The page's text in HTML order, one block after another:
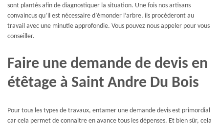
sont plantés afin de diagnostiquer la situation. Une fois nos artisans
convaincus qu’il est nécessaire d’émonder l’arbre, ils procèderont au
travail avec une minutie approfondie. Vous pouvez nous appeler pour vous
conseiller.
Faire une demande de devis en
étêtage à Saint Andre Du Bois
Pour tous les types de travaux, entamer une demande devis est primordial
car cela permet de connaitre en avance tous les dépenses. Et bien sûr, cela